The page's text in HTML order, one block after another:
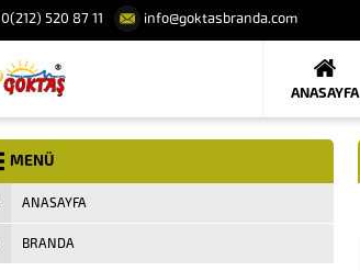
0(212) 520 87 11 info@goktasbranda.com
ANASAYFA
MENÜ
ANASAYFA
BRANDA